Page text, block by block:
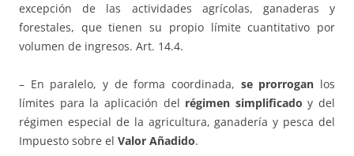
excepción de las actividades agrícolas, ganaderas y
forestales, que tienen su propio límite cuantitativo por
volumen de ingresos. Art. 14.4.
– En paralelo, y de forma coordinada, se prorrogan los
límites para la aplicación del régimen simplificado y del
régimen especial de la agricultura, ganadería y pesca del
Impuesto sobre el Valor Añadido.